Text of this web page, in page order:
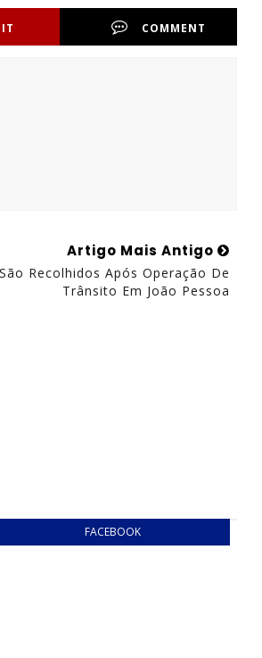
COMMENT
Artigo Mais Antigo
Recolhidos Após Operação De
Trânsito Em João Pessoa
FACEBOOK